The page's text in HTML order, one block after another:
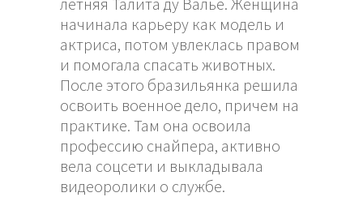
начинала карьеру как модель и
актриса, потом увлеклась правом
и помогала спасать животных.
После этого бразильянка решила
освоить военное дело, причем на
практике. Там она освоила
профессию снайпера, активно
вела соцсети и выкладывала
видеоролики о службе.